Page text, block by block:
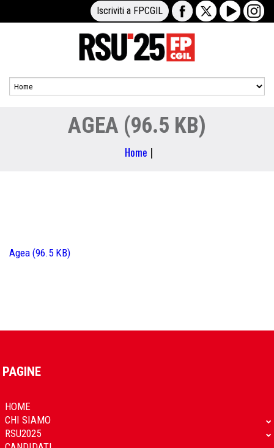
Iscriviti a FPCGIL
AGEA (96.5 KB)
Home |
Agea (96.5 KB)
PAGINE
HOME
CHI SIAMO
RSU2025